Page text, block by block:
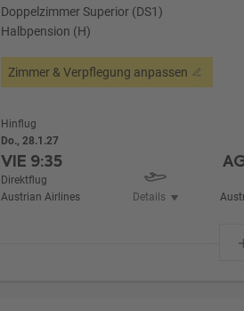
Doppelzimmer Superior (DS1)
Halbpension (H)
Zimmer & Verpflegung anpassen
Hinflug
Do., 28.1.27
VIE 9:35
Direktflug
Austrian Airlines
Details